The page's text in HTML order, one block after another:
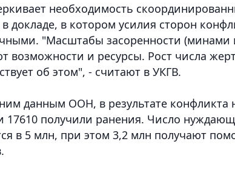
необходимость
в докладе, в котором усилия сторон
"Масштабы засоренности
возможности и ресурсы. Рост числа
об этом", - считают в УКГВ.
данным ООН, в результате конфликта
17610 получили ранения. Число
в 5 млн, при этом 3,2 млн получают